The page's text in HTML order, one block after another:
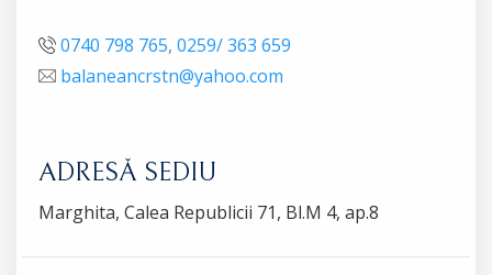
0740 798 765, 0259/ 363 659
balaneancrstn@yahoo.com
ADRESĂ SEDIU
Marghita, Calea Republicii 71, Bl.M 4, ap.8